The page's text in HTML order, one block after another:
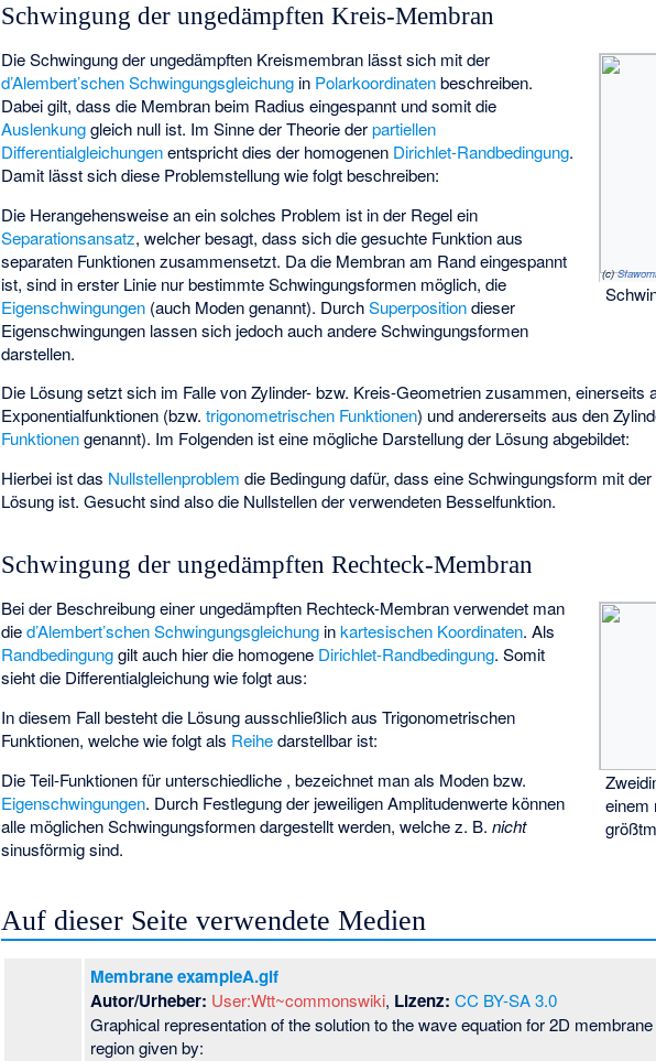
Schwingung der ungedämpften Kreis-Membran
(c)
Die Schwingung der ungedämpften Kreismembran lässt sich mit der
d’Alembert’schen Schwingungsgleichung in Polarkoordinatenbeschreiben.
Dabei gilt, dass die Membran beim Radiuseingespannt und somit die
Auslenkung gleich null ist. Im Sinne der Theorie derpartiellen
Differentialgleichungenentspricht dies der homogenen Dirichlet-Randbedingung.
Damit lässt sich diese Problemstellung wie folgt beschreiben:
Die Herangehensweise an ein solches Problem ist in der Regel ein
Separationsansatz, welcher besagt, dass sich die gesuchte Funktionaus
separaten Funktionenzusammensetzt. Da die Membran am Rand eingespannt
ist, sind in erster Linie nur bestimmte Schwingungsformen möglich, die
Eigenschwingungen (auch Moden genannt). DurchSuperpositiondieser
Eigenschwingungen lassen sich jedoch auch andere Schwingungsformen
darstellen.
Die Lösung setzt sich im Falle von Zylinder- bzw. Kreis-Geometrien zusammen, einerseits
Exponentialfunktionen (bzw.trigonometrischen Funktionen) und andererseits aus den
Funktionengenannt). Im Folgenden ist eine mögliche Darstellung der Lösung abgebildet:
Hierbei ist das Nullstellenproblem die Bedingung dafür, dass eine Schwingungsform mit der
Lösung ist. Gesucht sind also die Nullstellen der verwendeten Besselfunktion.
Schwingung der ungedämpften Rechteck-Membran
einem
Bei der Beschreibung einer ungedämpften Rechteck-Membran verwendet man
died’Alembert’schen Schwingungsgleichung inkartesischen Koordinaten. Als
Randbedingunggilt auch hier die homogene Dirichlet-Randbedingung. Somit
sieht die Differentialgleichung wie folgt aus:
In diesem Fall besteht die Lösung ausschließlich aus Trigonometrischen
Funktionen, welche wie folgt als Reihedarstellbar ist:
Die Teil-Funktionen für unterschiedliche ,bezeichnet man als Moden bzw.
Eigenschwingungen. Durch Festlegung der jeweiligen Amplitudenwertekönnen
alle möglichen Schwingungsformen dargestellt werden, welche z. B.nicht
sinusförmig sind.
Auf dieser Seite verwendete Medien
Membrane exampleA.gif
Autor/Urheber: User:Wtt~commonswiki, Lizenz: CC BY-SA 3.0
Graphical representation of the solution to the wave equation for 2D
region given by: